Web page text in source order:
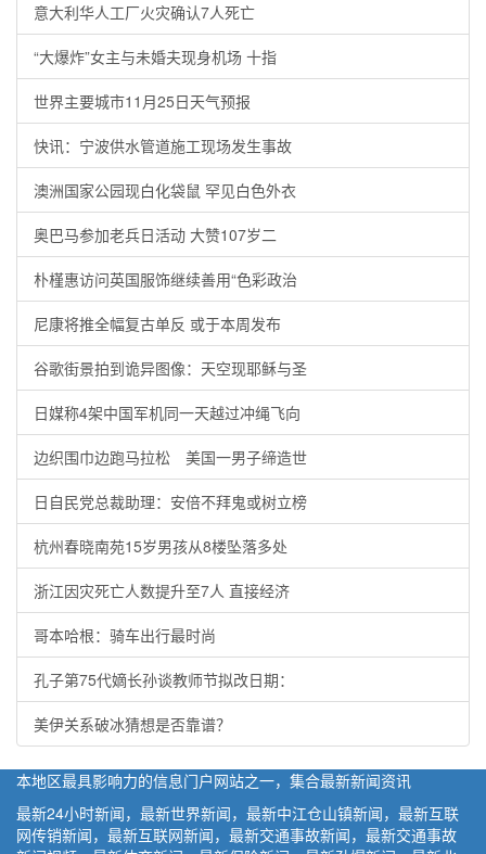
意大利华人工厂火灾确认7人死亡
“大爆炸”女主与未婚夫现身机场 十指
世界主要城市11月25日天气预报
快讯：宁波供水管道施工现场发生事故
澳洲国家公园现白化袋鼠 罕见白色外衣
奥巴马参加老兵日活动 大赞107岁二
朴槿惠访问英国服饰继续善用“色彩政治
尼康将推全幅复古单反 或于本周发布
谷歌街景拍到诡异图像：天空现耶稣与圣
日媒称4架中国军机同一天越过冲绳飞向
边织围巾边跑马拉松 美国一男子缔造世
日自民党总裁助理：安倍不拜鬼或树立榜
杭州春晓南苑15岁男孩从8楼坠落多处
浙江因灾死亡人数提升至7人 直接经济
哥本哈根：骑车出行最时尚
孔子第75代嫡长孙谈教师节拟改日期：
美伊关系破冰猜想是否靠谱？
本地区最具影响力的信息门户网站之一，集合最新新闻资讯
最新24小时新闻，最新世界新闻，最新中江仓山镇新闻，最新互联
网传销新闻，最新互联网新闻，最新交通事故新闻，最新交通事故